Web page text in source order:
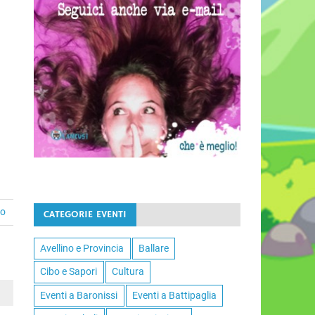
CATEGORIE EVENTI
Avellino e Provincia Ballare
Cibo e Sapori Cultura
Eventi a Baronissi Eventi a Battipaglia